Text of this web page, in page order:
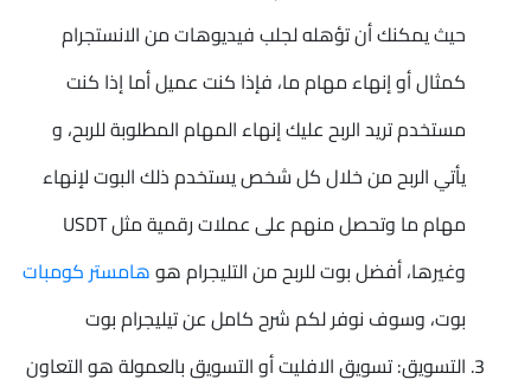
حيث يمكنك أن تؤهله لجلب فيديوهات من الانستجرام
كمثال أو إنهاء مهام ما، فإذا كنت عميل أما إذا كنت
مستخدم تريد الربح عليك إنهاء المهام المطلوبة للربح، و
يأتي الربح من خلال كل شخص يستخدم ذلك البوت لإنهاء
مهام ما وتحصل منهم على عملات رقمية مثل USDT
وغيرها، أفضل بوت للربح من التليجرام هوهامستر كومبات
بوت، وسوف نوفر لكم شرح كامل عن تيليجرام بوت
التسويق: تسويق الافليت أو التسويق بالعمولة هو التعاون